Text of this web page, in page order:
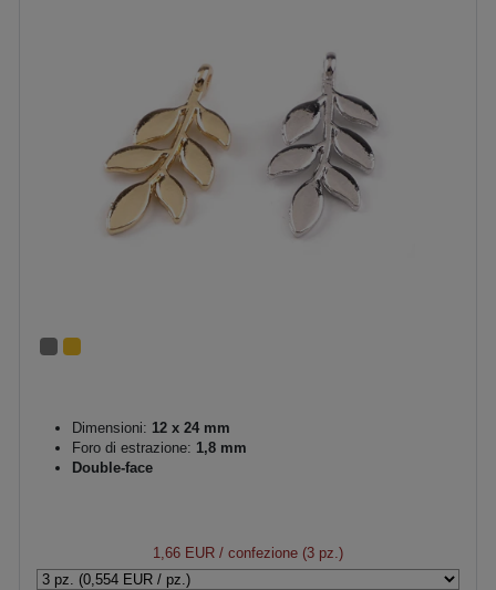
Dimensioni: 12 x 24 mm
Foro di estrazione: 1,8 mm
Double-face
1,66 EUR / confezione (3 pz.)